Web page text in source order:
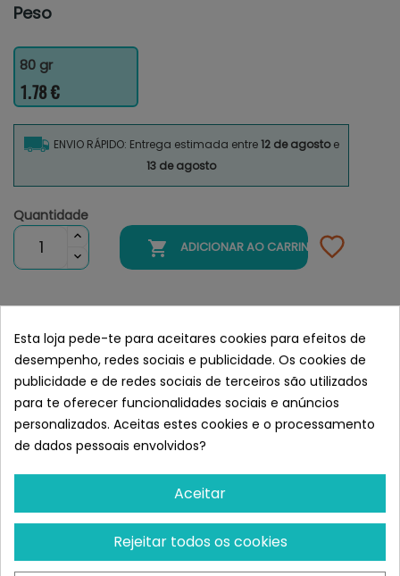
Peso
80 gr
1.78 €
ENVIO RÁPIDO: Entrega estimada entre12 de agostoe
13 de agosto
Quantidade
 ADICIONAR AO CARRINHO
Semelhante a Wild Balance Gato
Recetas del Chef Lata Ragut
Tradicional de Ternera y Pollo
Esta loja pede-te para aceitares cookies para efeitos de
desempenho, redes sociais e publicidade. Os cookies de
publicidade e de redes sociais de terceiros são utilizados
para te oferecer funcionalidades sociais e anúncios
personalizados. Aceitas estes cookies e o processamento
de dados pessoais envolvidos?
Aceitar
Rejeitar todos os cookies